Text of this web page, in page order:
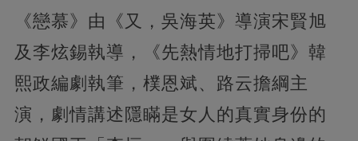
《戀慕》由《又，吳海英》導演宋賢旭
及李炫錫執導，《先熱情地打掃吧》韓
熙政編劇執筆，樸恩斌、路云擔綱主
演，劇情講述隱瞞是女人的真實身份的